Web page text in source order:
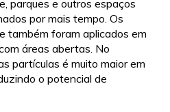
parques e outros espaços
por mais tempo. Os
também foram aplicados em
áreas abertas. No
partículas é muito maior em
o potencial de